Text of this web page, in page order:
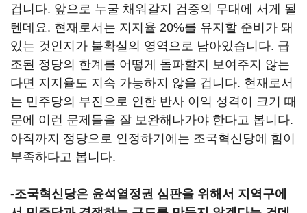
겁니다. 앞으로 누굴 채워갈지 검증의 무대에 서게 될
텐데요. 현재로서는 지지율 20%를 유지할 준비가 돼
있는 것인지가 불확실의 영역으로 남아있습니다. 급
조된 정당의 한계를 어떻게 돌파할지 보여주지 않는
다면 지지율도 지속 가능하지 않을 겁니다. 현재로서
는 민주당의 부진으로 인한 반사 이익 성격이 크기 때
문에 이런 문제들을 잘 보완해나가야 한다고 봅니다.
아직까지 정당으로 인정하기에는 조국혁신당에 힘이
부족하다고 봅니다.
-조국혁신당은 윤석열정권 심판을 위해서 지역구에